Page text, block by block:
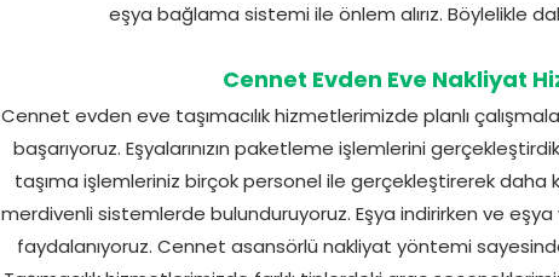
eşya bağlama sistemi ile önlem alırız. Böylelikle
Cennet Evden Eve Nakliyat
Cennet evden eve taşımacılık hizmetlerimizde planlı
başarıyoruz. Eşyalarınızın paketleme işlemlerini
taşıma işlemleriniz birçok personel ile gerçekleştirerek daha
merdivenli sistemlerde bulunduruyoruz. Eşya indirirken ve
faydalanıyoruz. Cennet asansörlü nakliyat yöntemi